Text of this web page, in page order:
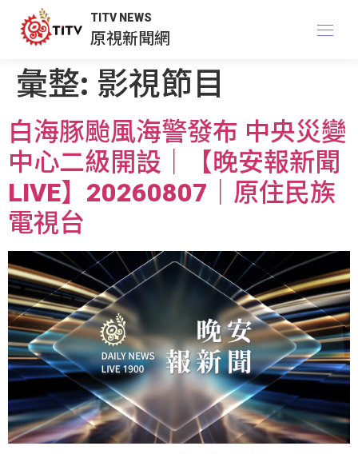
TITV NEWS
原視新聞網
彙整: 影視節目
白海豚颱風海警發布 中央災變
中心二級開設｜【晚安報新聞
LIVE】20260807｜原住民族
電視台